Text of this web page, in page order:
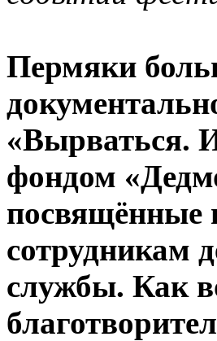
Пермяки
«Вырваться.
фондом
посвящённые
сотрудникам
службы. Как